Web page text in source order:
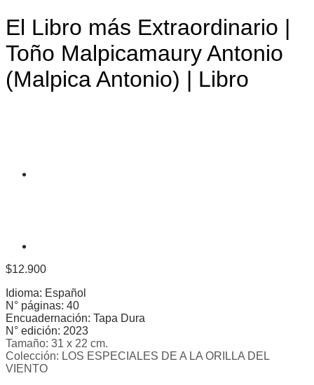
El Libro más Extraordinario |
Toño Malpicamaury Antonio
(Malpica Antonio) | Libro
$12.900
Idioma: Español
N° páginas: 40
Encuadernación: Tapa Dura
N° edición: 2023
Tamaño: 31 x 22 cm.
Colección: LOS ESPECIALES DE A LA ORILLA DEL
VIENTO